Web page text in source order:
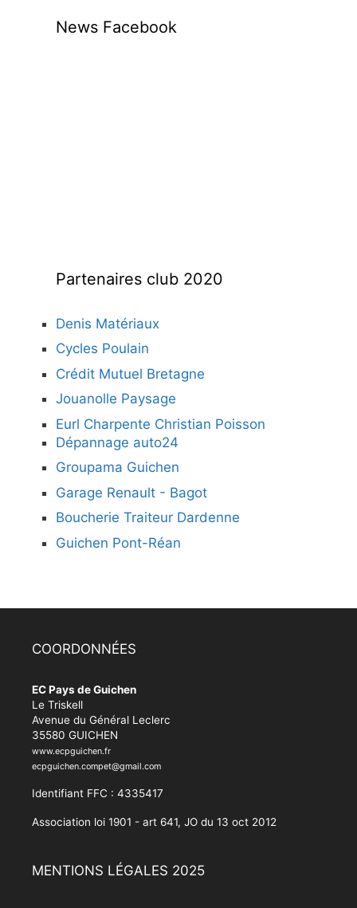
News Facebook
Partenaires club 2020
Denis Matériaux
Cycles Poulain
Crédit Mutuel Bretagne
Jouanolle Paysage
Eurl Charpente Christian Poisson
Dépannage auto24
Groupama Guichen
Garage Renault - Bagot
Boucherie Traiteur Dardenne
Guichen Pont-Réan
COORDONNÉES
EC Pays de Guichen
Le Triskell
Avenue du Général Leclerc
35580 GUICHEN
www.ecpguichen.fr
ecpguichen.compet@gmail.com
Identifiant FFC : 4335417
Association loi 1901 - art 641, JO du 13 oct 2012
MENTIONS LÉGALES 2025